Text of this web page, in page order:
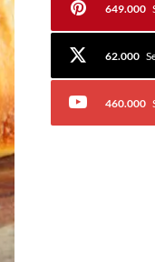
649.000
62.000
460.000